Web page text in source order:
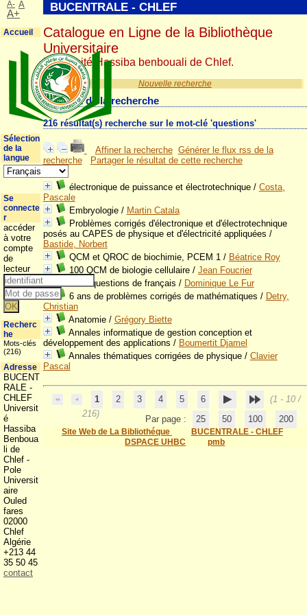
Nouvelle recherche
Résultat de la recherche
216 résultat(s) recherche sur le mot-clé 'questions'
Affiner la recherche Générer le flux rss de la
recherche
Partager le résultat de cette recherche
électronique de puissance et électrotechnique/ Costa,
Pascale
Embryologie/ Martin Catala
Problèmes corrigés d'électronique et d'électrotechnique
posés au CAPES de physique et d'électricité appliquées /
Bastide, Norbert
QCM et QROC de biochimie, PCEM 1/ Béatrice Roy
100 QCM de biologie cellulaire/ Jean Foucrier
1000 questions de français / Dominique Le Fur
6 ans de problèmes corrigés de mathématiques / Detry,
Christian
Anatomie/ Grégory Biette
Annales informatique de gestion conception et
développement des applications / Boumertit Djamel
Annales thématiques corrigées de physique/ Clavier
Pascal
1 2 3 4 5 6
(1 - 10 /
216)
Par page : 25 50 100 200
Site Web de La Bibliothéque
BUCENTRALE - CHLEF
DSPACE UHBC
pmb
BUCENTRALE - CHLEF
Catalogue en Ligne de la Bibliothèque
Universitaire
Université Hassiba benbouali de Chlef.
A- A
A+
Accueil
Sélection
de la
langue
Se
connecte
r
accéder
à votre
compte
de
lecteur
Recherc
he
Mots-clés
(216)
Adresse
BUCENT
RALE -
CHLEF
Universit
é
Hassiba
Benboua
li de
Chlef -
Pole
Universit
aire
Ouled
fares
02000
Chlef
Algérie
+213 44
35 50 45
contact